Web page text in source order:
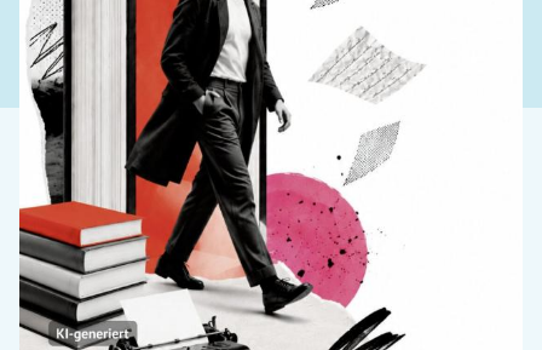
Untermenü
Untermenü
Untermenü
Untermenü